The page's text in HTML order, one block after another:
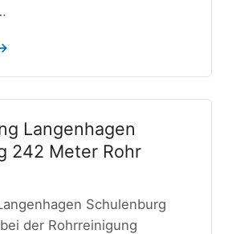
Langenhagen
242 Meter Rohr
Schulenburg
der Rohrreinigung